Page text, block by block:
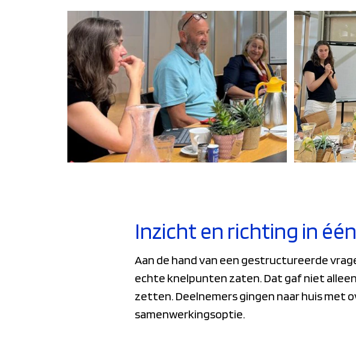
Inzicht en richting in
Aan de hand van een gestructureerde
echte knelpunten zaten. Dat gaf niet
zetten. Deelnemers gingen naar huis met
samenwerkingsoptie.